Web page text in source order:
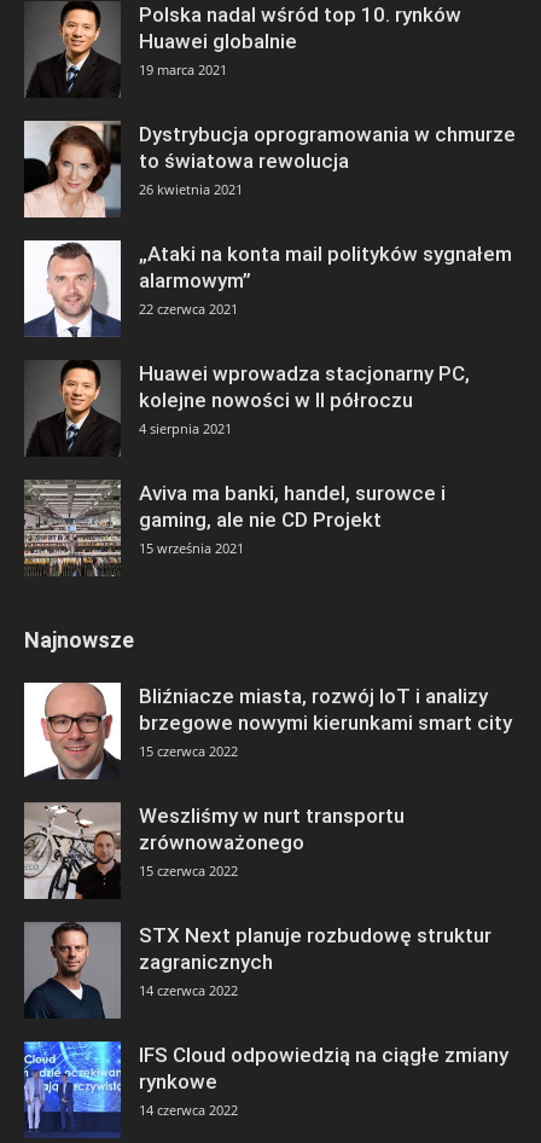
Polska nadal wśród top 10. rynków
Huawei globalnie
19 marca 2021
Dystrybucja oprogramowania w chmurze
to światowa rewolucja
26 kwietnia 2021
„Ataki na konta mail polityków sygnałem
alarmowym”
22 czerwca 2021
Huawei wprowadza stacjonarny PC,
kolejne nowości w II półroczu
4 sierpnia 2021
Aviva ma banki, handel, surowce i
gaming, ale nie CD Projekt
15 września 2021
Najnowsze
Bliźniacze miasta, rozwój IoT i analizy
brzegowe nowymi kierunkami smart city
15 czerwca 2022
Weszliśmy w nurt transportu
zrównoważonego
15 czerwca 2022
STX Next planuje rozbudowę struktur
zagranicznych
14 czerwca 2022
IFS Cloud odpowiedzią na ciągłe zmiany
rynkowe
14 czerwca 2022